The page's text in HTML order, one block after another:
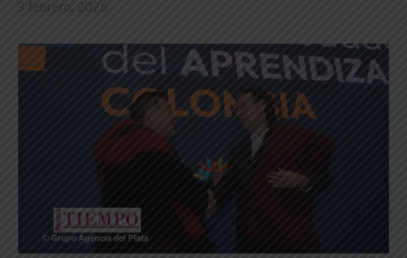
3 febrero, 2026